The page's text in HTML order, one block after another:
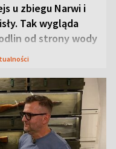
u zbiegu Narwi i
Tak wygląda
od strony wody